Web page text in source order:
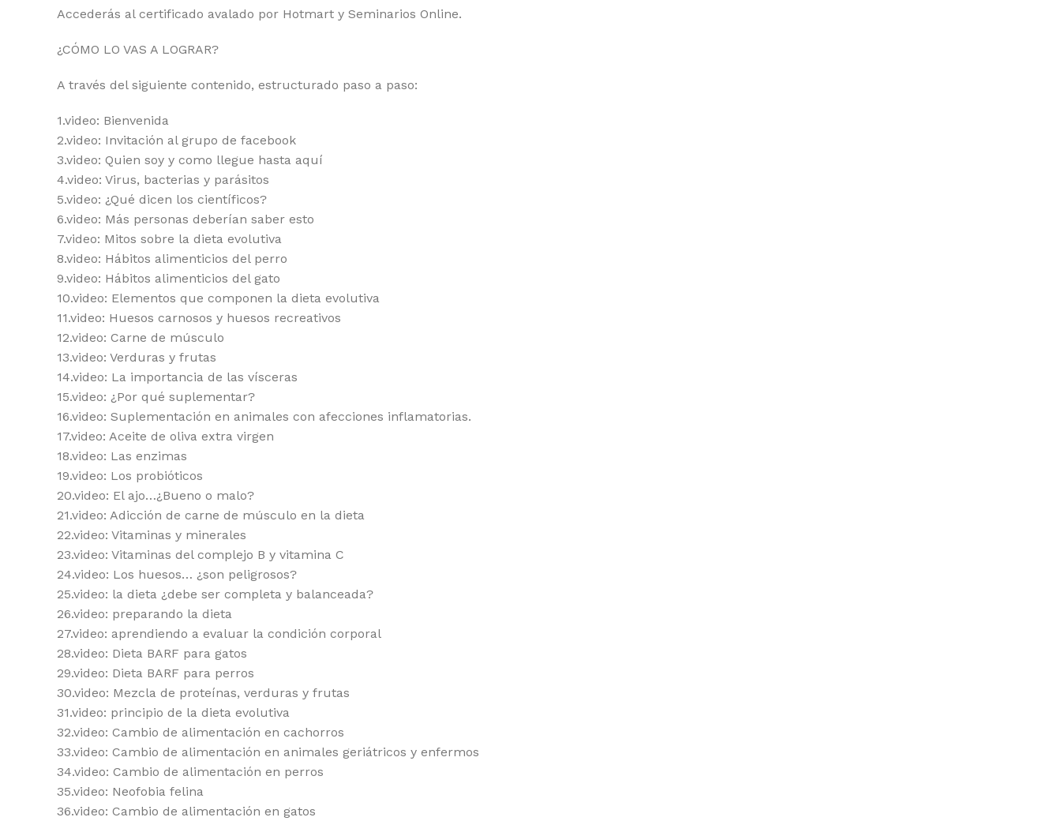
Accederás al certificado avalado por Hotmart y Seminarios Online.
¿CÓMO LO VAS A LOGRAR?
A través del siguiente contenido, estructurado paso a paso:
1.video: Bienvenida
2.video: Invitación al grupo de facebook
3.video: Quien soy y como llegue hasta aquí
4.video: Virus, bacterias y parásitos
5.video: ¿Qué dicen los científicos?
6.video: Más personas deberían saber esto
7.video: Mitos sobre la dieta evolutiva
8.video: Hábitos alimenticios del perro
9.video: Hábitos alimenticios del gato
10.video: Elementos que componen la dieta evolutiva
11.video: Huesos carnosos y huesos recreativos
12.video: Carne de músculo
13.video: Verduras y frutas
14.video: La importancia de las vísceras
15.video: ¿Por qué suplementar?
16.video: Suplementación en animales con afecciones inflamatorias.
17.video: Aceite de oliva extra virgen
18.video: Las enzimas
19.video: Los probióticos
20.video: El ajo…¿Bueno o malo?
21.video: Adicción de carne de músculo en la dieta
22.video: Vitaminas y minerales
23.video: Vitaminas del complejo B y vitamina C
24.video: Los huesos… ¿son peligrosos?
25.video: la dieta ¿debe ser completa y balanceada?
26.video: preparando la dieta
27.video: aprendiendo a evaluar la condición corporal
28.video: Dieta BARF para gatos
29.video: Dieta BARF para perros
30.video: Mezcla de proteínas, verduras y frutas
31.video: principio de la dieta evolutiva
32.video: Cambio de alimentación en cachorros
33.video: Cambio de alimentación en animales geriátricos y enfermos
34.video: Cambio de alimentación en perros
35.video: Neofobia felina
36.video: Cambio de alimentación en gatos